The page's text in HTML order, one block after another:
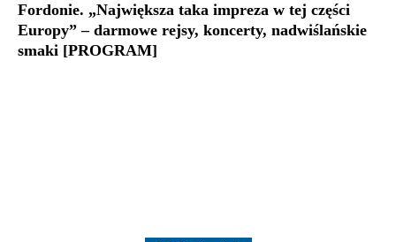
Fordonie. „Największa taka impreza w tej części
Europy” – darmowe rejsy, koncerty, nadwiślańskie
smaki [PROGRAM]